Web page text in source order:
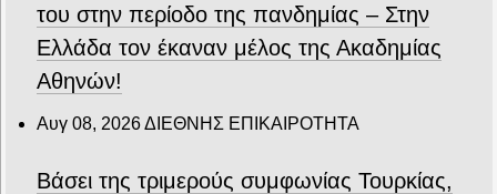
του στην περίοδο της πανδημίας – Στην
Ελλάδα τον έκαναν μέλος της Ακαδημίας
Αθηνών!
Αυγ 08, 2026ΔΙΕΘΝΗΣ ΕΠΙΚΑΙΡΟΤΗΤΑ
Βάσει της τριμερούς συμφωνίας Τουρκίας,